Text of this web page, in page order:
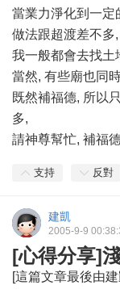
當業力淨化到一定
做法跟超渡差不多
我一般都會去找土
當然, 有些廟也同
既然補福德, 所以
多,
請神尊幫忙, 補福
支持 反對
建凱
2005-9-9
[心得分享]
[這篇文章最後由